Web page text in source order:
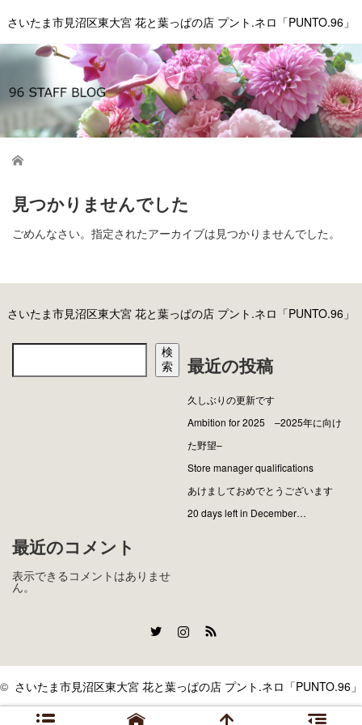
さいたま市見沼区東大宮 花と葉っぱの店 プント.ネロ「PUNTO.96」
ホーム
見つかりませんでした
ごめんなさい。指定されたアーカイブは見つかりませんでした。
さいたま市見沼区東大宮 花と葉っぱの店 プント.ネロ「PUNTO.96」
検
索
最近の投稿
久しぶりの更新です
Ambition for 2025 –2025年に向け
た野望–
Store manager qualifications
あけましておめでとうございます
20 days left in December…
最近のコメント
表示できるコメントはありませ
ん。
© さいたま市見沼区東大宮 花と葉っぱの店 プント.ネロ「PUNTO.96」